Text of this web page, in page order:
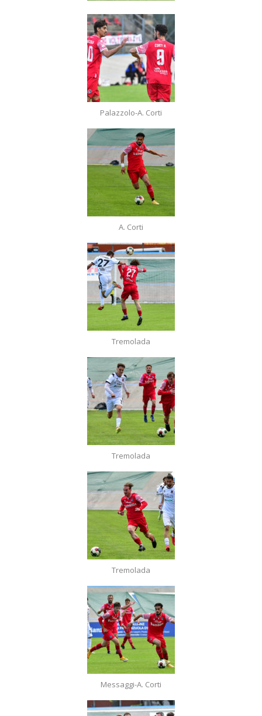
Palazzolo-A. Corti
A. Corti
Tremolada
Tremolada
Tremolada
Messaggi-A. Corti